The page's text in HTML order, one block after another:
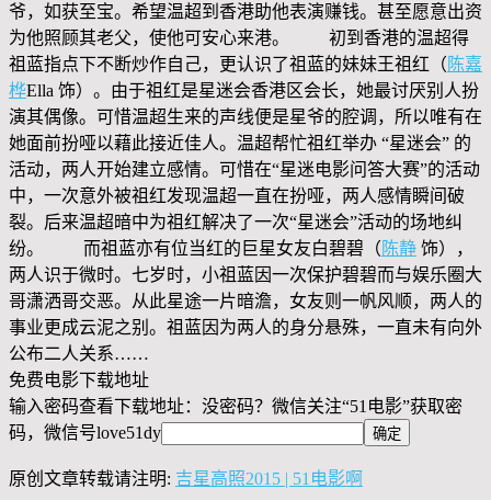
爷，如获至宝。希望温超到香港助他表演赚钱。甚至愿意出资
为他照顾其老父，使他可安心来港。 初到香港的温超得
祖蓝指点下不断炒作自己，更认识了祖蓝的妹妹王祖红（ 陈嘉
桦Ella 饰）。由于祖红是星迷会香港区会长，她最讨厌别人扮
演其偶像。可惜温超生来的声线便是星爷的腔调，所以唯有在
她面前扮哑以藉此接近佳人。温超帮忙祖红举办 “星迷会” 的
活动，两人开始建立感情。可惜在“星迷电影问答大赛”的活动
中，一次意外被祖红发现温超一直在扮哑，两人感情瞬间破
裂。后来温超暗中为祖红解决了一次“星迷会”活动的场地纠
纷。 而祖蓝亦有位当红的巨星女友白碧碧（ 陈静 饰），
两人识于微时。七岁时，小祖蓝因一次保护碧碧而与娱乐圈大
哥潇洒哥交恶。从此星途一片暗澹，女友则一帆风顺，两人的
事业更成云泥之别。祖蓝因为两人的身分悬殊，一直未有向外
公布二人关系……
免费电影下载地址
输入密码查看下载地址：没密码？微信关注“51电影”获取密
码，微信号love51dy
原创文章转载请注明: 吉星高照2015 | 51电影啊